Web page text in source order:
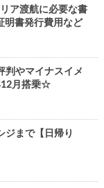
ア渡航に必要な書
明書発行費用など
判やマイナスイメ
月搭乗☆
ジまで【日帰り